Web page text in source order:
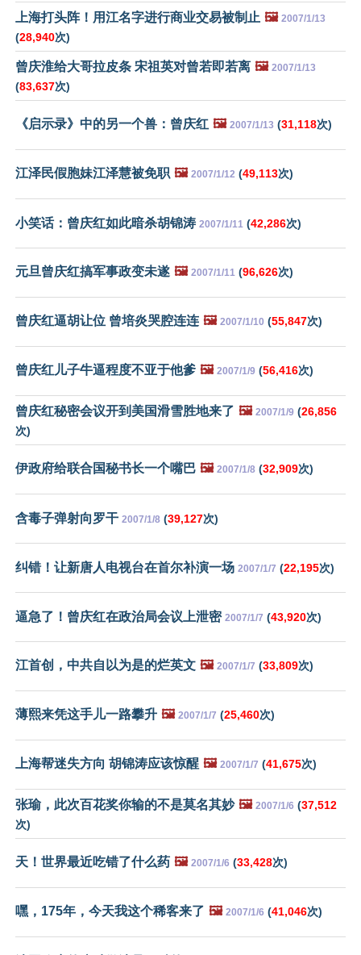
上海打头阵！用江名字进行商业交易被制止 🖼️ 2007/1/13
(28,940次)
曾庆淮给大哥拉皮条 宋祖英对曾若即若离 🖼️ 2007/1/13
(83,637次)
《启示录》中的另一个兽：曾庆红 🖼️ 2007/1/13 (31,118次)
江泽民假胞妹江泽慧被免职 🖼️ 2007/1/12 (49,113次)
小笑话：曾庆红如此暗杀胡锦涛 2007/1/11 (42,286次)
元旦曾庆红搞军事政变未遂 🖼️ 2007/1/11 (96,626次)
曾庆红逼胡让位 曾培炎哭腔连连 🖼️ 2007/1/10 (55,847次)
曾庆红儿子牛逼程度不亚于他爹 🖼️ 2007/1/9 (56,416次)
曾庆红秘密会议开到美国滑雪胜地来了 🖼️ 2007/1/9 (26,856
次)
伊政府给联合国秘书长一个嘴巴 🖼️ 2007/1/8 (32,909次)
含毒子弹射向罗干 2007/1/8 (39,127次)
纠错！让新唐人电视台在首尔补演一场 2007/1/7 (22,195次)
逼急了！曾庆红在政治局会议上泄密 2007/1/7 (43,920次)
江首创，中共自以为是的烂英文 🖼️ 2007/1/7 (33,809次)
薄熙来凭这手儿一路攀升 🖼️ 2007/1/7 (25,460次)
上海帮迷失方向 胡锦涛应该惊醒 🖼️ 2007/1/7 (41,675次)
张瑜，此次百花奖你输的不是莫名其妙 🖼️ 2007/1/6 (37,512
次)
天！世界最近吃错了什么药 🖼️ 2007/1/6 (33,428次)
嘿，175年，今天我这个稀客来了 🖼️ 2007/1/6 (41,046次)